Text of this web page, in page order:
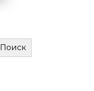
Поиск